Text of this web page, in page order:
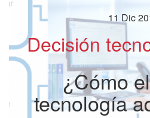
11 Dic
¿Cómo
tecnología